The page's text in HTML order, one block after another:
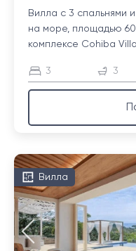
Вилла с 3 спальнями
на море, площадью
комплексе Cohiba
3 3
Вилла